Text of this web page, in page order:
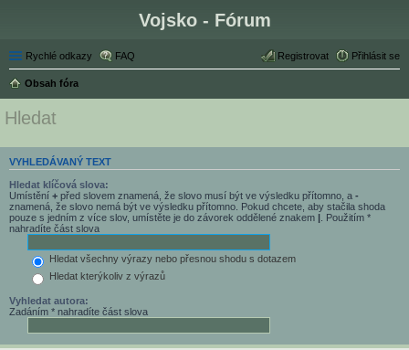
Vojsko - Fórum
Rychlé odkazy FAQ Přihlásit se
Registrovat
Obsah fóra
Hledat
VYHLEDÁVANÝ TEXT
Hledat klíčová slova:
Umístění + před slovem znamená, že slovo musí být ve výsledku přítomno, a -
znamená, že slovo nemá být ve výsledku přítomno. Pokud chcete, aby stačila shoda
pouze s jedním z více slov, umístěte je do závorek oddělené znakem | . Použitím *
nahradíte část slova
Hledat všechny výrazy nebo přesnou shodu s dotazem
Hledat kterýkoliv z výrazů
Vyhledat autora:
Zadáním * nahradíte část slova